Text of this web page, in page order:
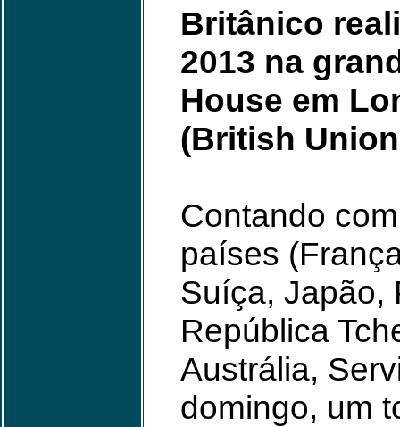
Britânico
2013 na
House em
(British
Contando
países
Suíça, Japão,
República
Austrália,
domingo, um